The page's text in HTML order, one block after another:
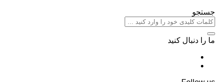
جستجو
ما را دنبال کنید